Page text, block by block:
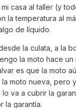
casa al taller (y
la temperatura al
de líquido.
la culata, a la
la moto hace
es que la moto
moto nueva, pero
va a cubrir la
la garantía.